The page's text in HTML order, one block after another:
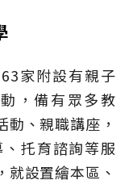
家附設有親子
，備有眾多教
、親職講座，
托育諮詢等服
設置繪本區、